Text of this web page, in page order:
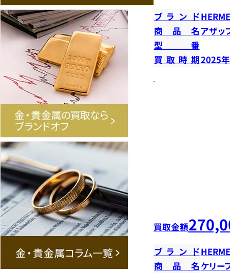
ブランド
商品名アザッ
型番
買取時期2025
買取金額
ブランド
商品名 ケリー